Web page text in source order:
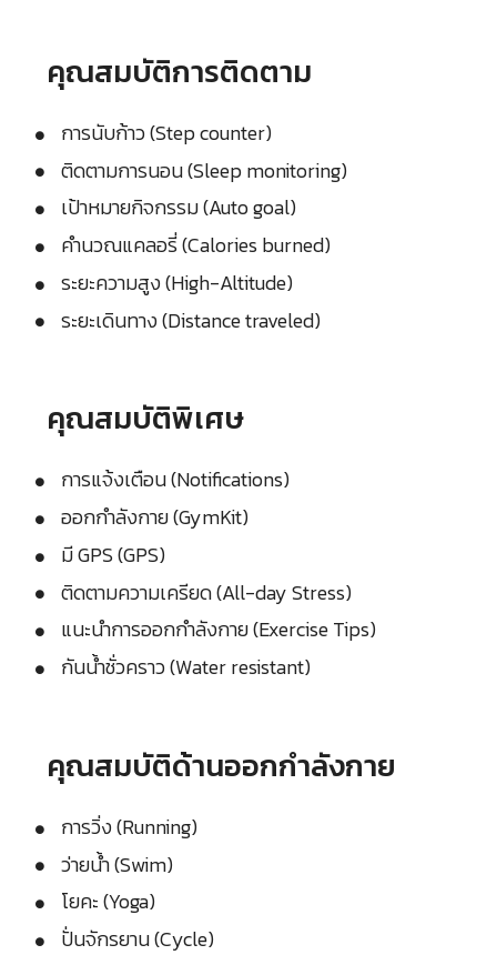
คุณสมบัติการติดตาม
การนับก้าว (Step counter)
ติดตามการนอน (Sleep monitoring)
เป้าหมายกิจกรรม (Auto goal)
คำนวณแคลอรี่ (Calories burned)
ระยะความสูง (High-Altitude)
ระยะเดินทาง (Distance traveled)
คุณสมบัติพิเศษ
การแจ้งเตือน (Notifications)
ออกกำลังกาย (GymKit)
มี GPS (GPS)
ติดตามความเครียด (All-day Stress)
แนะนำการออกกำลังกาย (Exercise Tips)
กันน้ำชั่วคราว (Water resistant)
คุณสมบัติด้านออกกำลังกาย
การวิ่ง (Running)
ว่ายน้ำ (Swim)
โยคะ (Yoga)
ปั่นจักรยาน (Cycle)